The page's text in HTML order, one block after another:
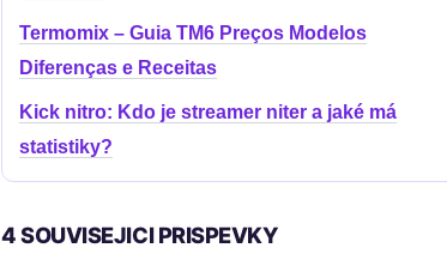
Termomix – Guia TM6 Preços Modelos
Diferenças e Receitas
Kick nitro: Kdo je streamer niter a jaké má
statistiky?
4 SOUVISEJICI PRISPEVKY